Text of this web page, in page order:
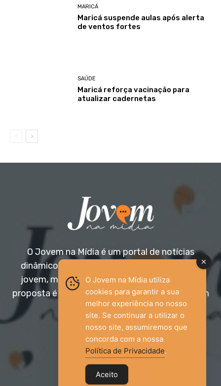
MARICÁ
Maricá suspende aulas após alerta
de ventos fortes
SAÚDE
Maricá reforça vacinação para
atualizar cadernetas
O Jovem na Mídia é um portal de notícias
dinâmico e acessível, voltado para o público
jovem, mas aberto a todas as idades. Nossa
proposta é trazer informação relevante com um
olhar diferenciado.
Entre em contato:
jovemnamidia2017@gmail.com
O Jovem na Mídia utiliza
cookies para garantir a sua
melhor experiência no nosso
site. Se continuar a utilizar o
nosso site, assumiremos que
concorda com a nossa
Política de Privacidade.
Aceito